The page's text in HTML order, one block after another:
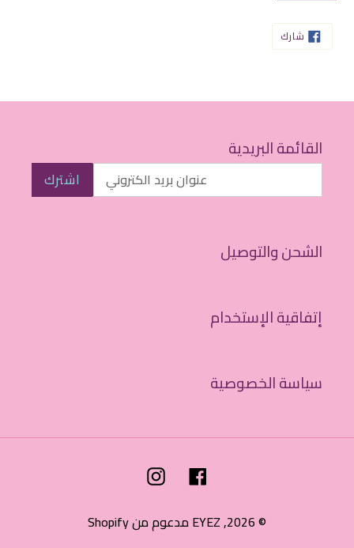
شاركشارك
على
الفيسبوك
القائمة البريدية
اشترك
الشحن والتوصيل
إتفاقية الإستخدام
سياسة الخصوصية
Facebook
Instagram
© 2026,
EYEZ مدعوم من Shopify